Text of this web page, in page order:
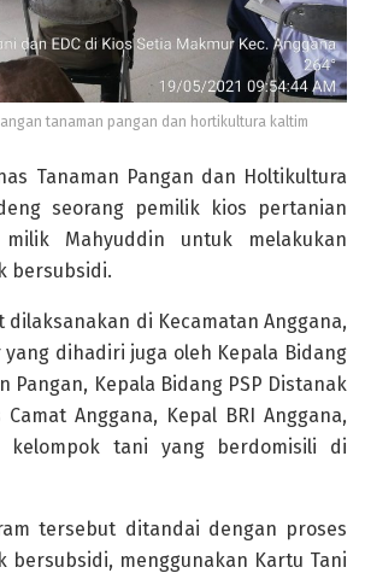
tanaman pangan dan hortikultura kaltim
Tanaman Pangan dan Holtikultura
seorang pemilik kios pertanian
milik Mahyuddin untuk melakukan
bersubsidi.
dilaksanakan di Kecamatan Anggana,
yang dihadiri juga oleh Kepala Bidang
Pangan, Kepala Bidang PSP Distanak
Anggana, Kepal BRI Anggana,
kelompok tani yang berdomisili di
tersebut ditandai dengan proses
bersubsidi, menggunakan Kartu Tani